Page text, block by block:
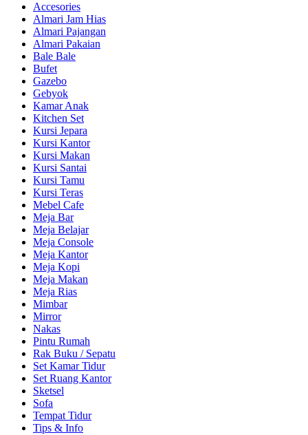
Accesories
Almari Jam Hias
Almari Pajangan
Almari Pakaian
Bale Bale
Bufet
Gazebo
Gebyok
Kamar Anak
Kitchen Set
Kursi Jepara
Kursi Kantor
Kursi Makan
Kursi Santai
Kursi Tamu
Kursi Teras
Mebel Cafe
Meja Bar
Meja Belajar
Meja Console
Meja Kantor
Meja Kopi
Meja Makan
Meja Rias
Mimbar
Mirror
Nakas
Pintu Rumah
Rak Buku / Sepatu
Set Kamar Tidur
Set Ruang Kantor
Sketsel
Sofa
Tempat Tidur
Tips & Info